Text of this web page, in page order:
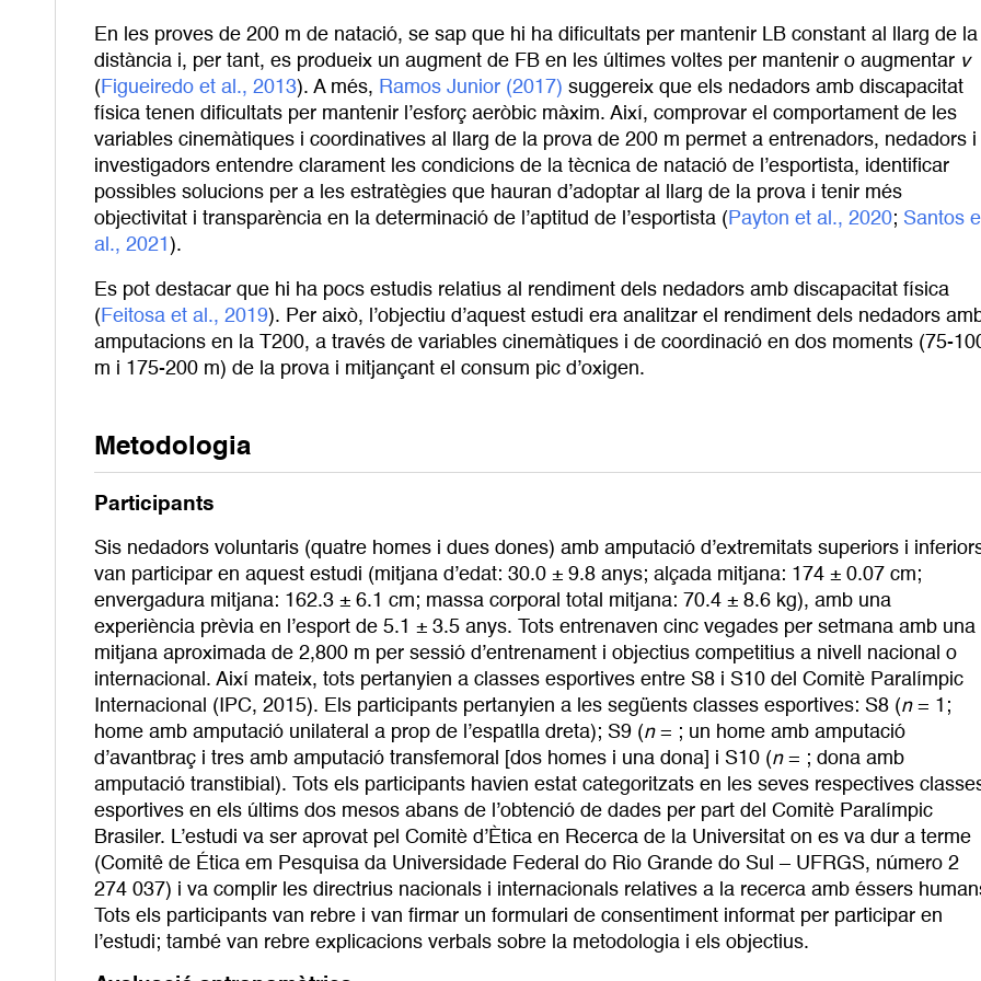
En les proves de 200 m de natació, se sap que hi ha dificultats per mantenir LB constant al llarg de la
distància i, per tant, es produeix un augment de FB en les últimes voltes per mantenir o augmentar v
( Figueiredo et al., 2013). A més, Ramos Junior (2017) suggereix que els nedadors amb discapacitat
física tenen dificultats per mantenir l’esforç aeròbic màxim. Així, comprovar el comportament de les
variables cinemàtiques i coordinatives al llarg de la prova de 200 m permet a entrenadors, nedadors i
investigadors entendre clarament les condicions de la tècnica de natació de l’esportista, identificar
possibles solucions per a les estratègies que hauran d’adoptar al llarg de la prova i tenir més
objectivitat i transparència en la determinació de l’aptitud de l’esportista ( Payton et al., 2020; Santos
al., 2021 ).
Es pot destacar que hi ha pocs estudis relatius al rendiment dels nedadors amb discapacitat física
( Feitosa et al., 2019). Per això, l’objectiu d’aquest estudi era analitzar el rendiment dels nedadors
amputacions en la T200, a través de variables cinemàtiques i de coordinació en dos moments (75-
m i 175-200 m) de la prova i mitjançant el consum pic d’oxigen.
Metodologia
Participants
Sis nedadors voluntaris (quatre homes i dues dones) amb amputació d’extremitats superiors i
van participar en aquest estudi (mitjana d’edat: 30.0 ± 9.8 anys; alçada mitjana: 174 ± 0.07 cm;
envergadura mitjana: 162.3 ± 6.1 cm; massa corporal total mitjana: 70.4 ± 8.6 kg), amb una
experiència prèvia en l’esport de 5.1 ± 3.5 anys. Tots entrenaven cinc vegades per setmana amb una
mitjana aproximada de 2,800 m per sessió d’entrenament i objectius competitius a nivell nacional o
internacional. Així mateix, tots pertanyien a classes esportives entre S8 i S10 del Comitè Paralímpic
Internacional (IPC, 2015). Els participants pertanyien a les següents classes esportives: S8 (n= 1;
home amb amputació unilateral a prop de l’espatlla dreta); S9 (n= ; un home amb amputació
d’avantbraç i tres amb amputació transfemoral [dos homes i una dona] i S10 (n= ; dona amb
amputació transtibial). Tots els participants havien estat categoritzats en les seves respectives
esportives en els últims dos mesos abans de l’obtenció de dades per part del Comitè Paralímpic
Brasiler. L’estudi va ser aprovat pel Comitè d’Ètica en Recerca de la Universitat on es va dur a terme
(Comitê de Ética em Pesquisa da Universidade Federal do Rio Grande do Sul – UFRGS, número 2
274 037) i va complir les directrius nacionals i internacionals relatives a la recerca amb éssers
Tots els participants van rebre i van firmar un formulari de consentiment informat per participar en
l’estudi; també van rebre explicacions verbals sobre la metodologia i els objectius.